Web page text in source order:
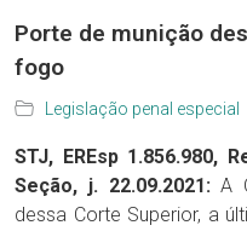
Porte de munição
fogo
Legislação penal especial
STJ, EREsp 1.856.980,
Seção, j. 22.09.2021:A
dessa Corte Superior, a